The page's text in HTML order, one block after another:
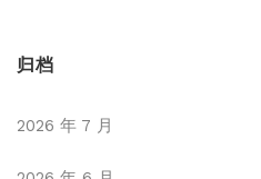
归档
2026 年 7 月